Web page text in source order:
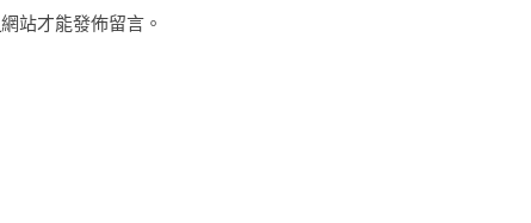
網站才能發佈留言。